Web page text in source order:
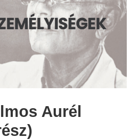
Aurél